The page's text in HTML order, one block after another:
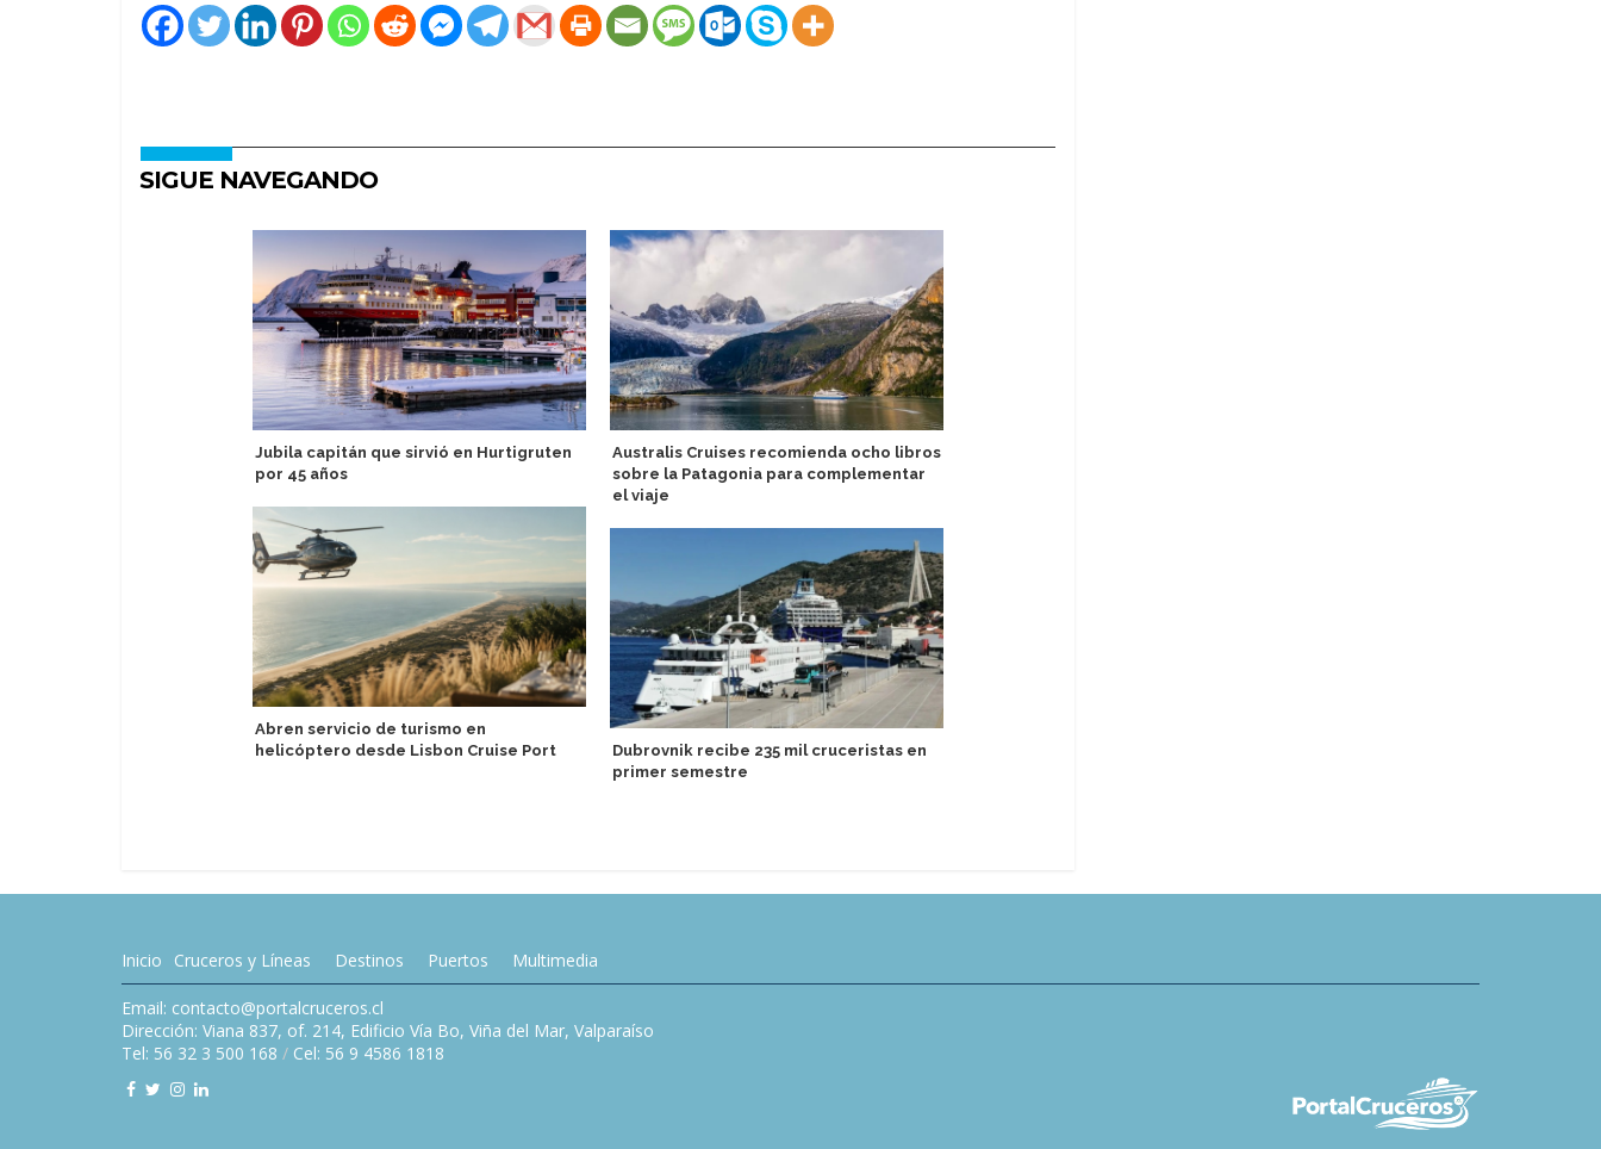
SIGUE NAVEGANDO
Jubila capitán que sirvió en Hurtigruten
por 45 años
Abren servicio de turismo en
helicóptero desde Lisbon Cruise Port
Australis Cruises recomienda ocho libros
sobre la Patagonia para complementar
el viaje
Dubrovnik recibe 235 mil cruceristas en
primer semestre
Inicio Cruceros y Líneas Destinos Puertos Multimedia
Email: contacto@portalcruceros.cl
Dirección: Viana 837, of. 214, Edificio Vía Bo, Viña del Mar, Valparaíso
Tel: 56 32 3 500 168 / Cel: 56 9 4586 1818